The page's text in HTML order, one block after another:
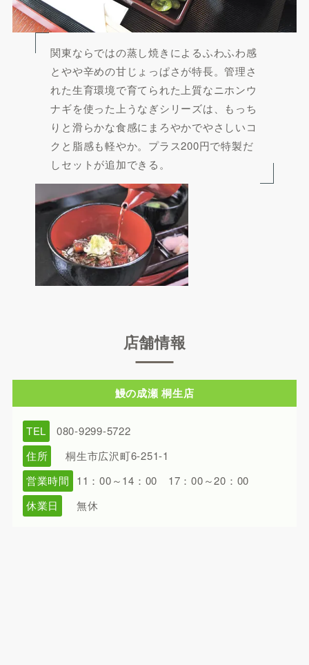
関東ならではの蒸し焼きによるふわふわ感
とやや辛めの甘じょっぱさが特長。管理さ
れた生育環境で育てられた上質なニホンウ
ナギを使った上うなぎシリーズは、もっち
りと滑らかな食感にまろやかでやさしいコ
クと脂感も軽やか。プラス200円で特製だ
しセットが追加できる。
店舗情報
鰻の成瀬 桐生店
TEL
080-9299-5722
住所
桐生市広沢町6-251-1
営業時間
11：00～14：00 17：00～20：00
休業日
無休